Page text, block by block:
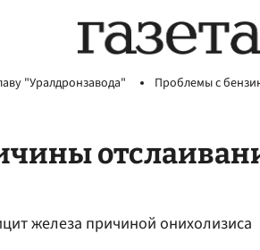
"Уралдронзавода" Проблемы с
железа причиной онихолизиса